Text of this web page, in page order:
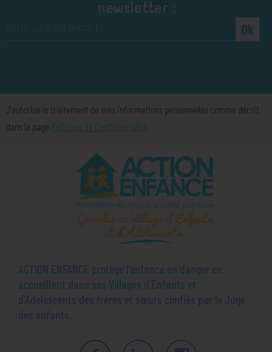
newsletter :
Ok
J'autorise le traitement de mes informations personnelles comme décrit
dans la page Politique de Confidentialité.
ACTION ENFANCE protège l’enfance en danger en
accueillant dans ses Villages d’Enfants et
d'Adolescents des frères et sœurs confiés par le Juge
des enfants.